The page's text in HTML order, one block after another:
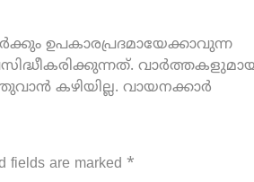
ഉപകാരപ്രദമായേക്കാവുന്ന
കഴിയില്ല. വായനക്കാർ
fields are marked *